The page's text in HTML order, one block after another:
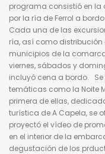
programa consistió en la
por la ría de Ferrol a
Cada una de las
ría, así como
municipios de la
viernes, sábados y
incluyó cena a bordo.
temáticas como la Noite
primera de ellas,
turística de A Capela, se
proyectó el vídeo de
en el interior de la
degustación de los